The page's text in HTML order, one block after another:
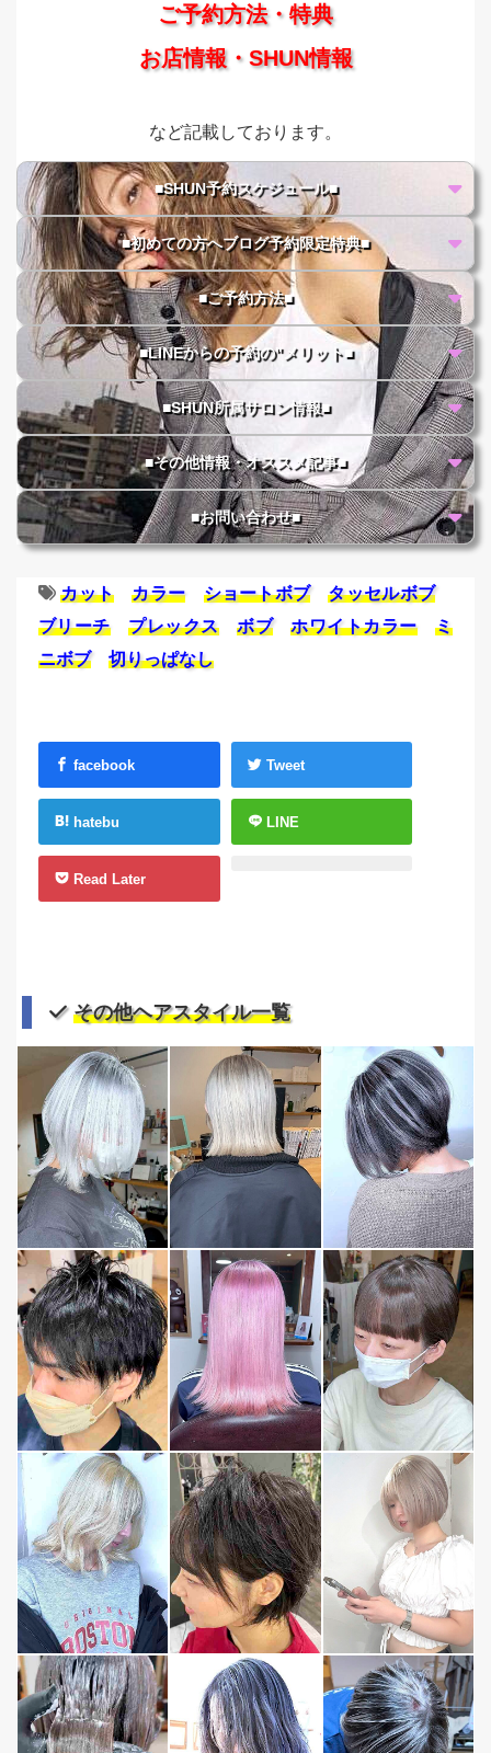
ご予約方法・特典
お店情報・SHUN情報
など記載しております。
■SHUN予約スケジュール■
■初めての方へブログ予約限定特典■
■ご予約方法■
■LINEからの予約の"メリット■
■SHUN所属サロン情報■
■その他情報・オススメ記事■
■お問い合わせ■
カット カラー ショートボブ
タッセルボブ
ブリーチ
プレックス ボブ ホワイトカラー
ミ
ニボブ
切りっぱなし
facebook Tweet
hatebu LINE
Read Later
その他ヘアスタイル一覧